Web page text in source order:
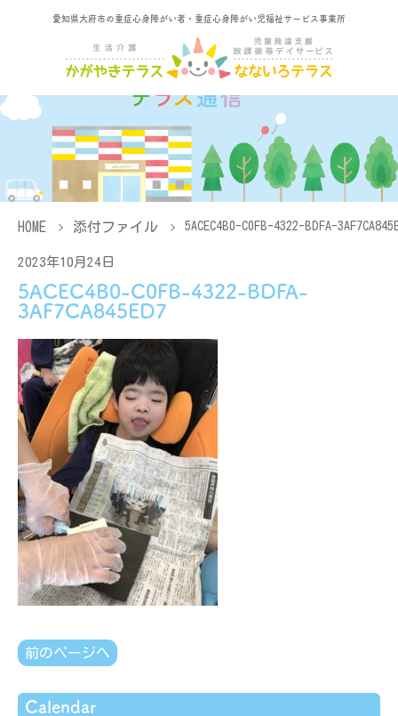
愛知県大府市の重症心身障がい者・重症心身障がい児福祉サービス事業所
HOME 添付ファイル 5ACEC4B0-C0FB-4322-BDFA-
2023年10月24日
5ACEC4B0-C0FB-4322-BDFA-
3AF7CA845ED7
前のページへ
Calendar